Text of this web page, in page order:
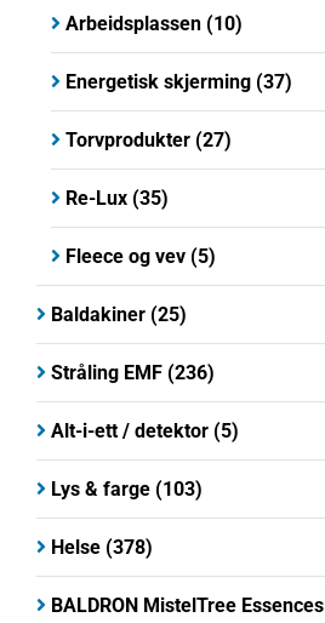
Arbeidsplassen (10)
Energetisk skjerming (37)
Torvprodukter (27)
Re-Lux (35)
Fleece og vev (5)
Baldakiner (25)
Stråling EMF (236)
Alt-i-ett / detektor (5)
Lys & farge (103)
Helse (378)
BALDRON MistelTree Essences